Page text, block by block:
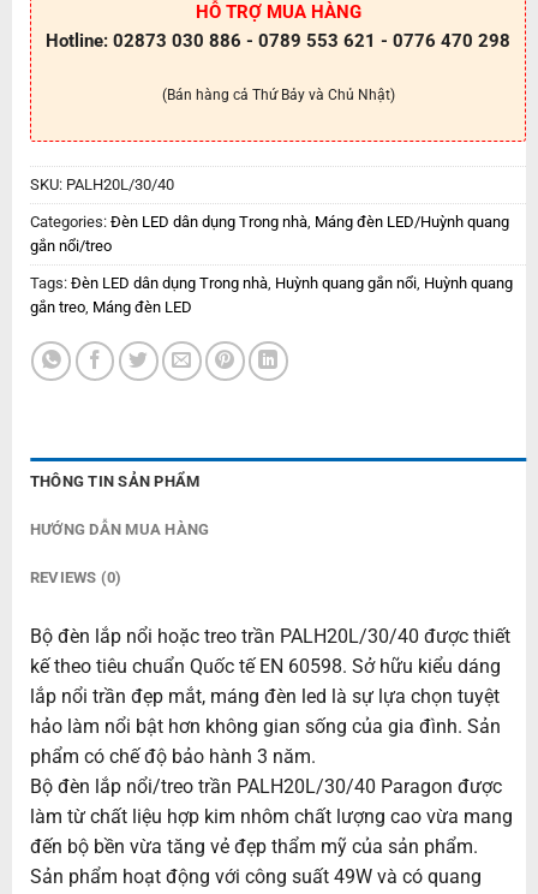
HỖ TRỢ MUA HÀNG
Hotline: 02873 030 886 - 0789 553 621 - 0776 470 298
(Bán hàng cả Thứ Bảy và Chủ Nhật)
SKU: PALH20L/30/40
Categories: Đèn LED dân dụng Trong nhà, Máng đèn LED/Huỳnh quang
gắn nổi/treo
Tags: Đèn LED dân dụng Trong nhà, Huỳnh quang gắn nổi, Huỳnh quang
gắn treo, Máng đèn LED
THÔNG TIN SẢN PHẨM
HƯỚNG DẪN MUA HÀNG
REVIEWS (0)
Bộ đèn lắp nổi hoặc treo trần PALH20L/30/40 được thiết
kế theo tiêu chuẩn Quốc tế EN 60598. Sở hữu kiểu dáng
lắp nổi trần đẹp mắt, máng đèn led là sự lựa chọn tuyệt
hảo làm nổi bật hơn không gian sống của gia đình. Sản
phẩm có chế độ bảo hành 3 năm.
Bộ đèn lắp nổi/treo trần PALH20L/30/40 Paragon được
làm từ chất liệu hợp kim nhôm chất lượng cao vừa mang
đến bộ bền vừa tăng vẻ đẹp thẩm mỹ của sản phẩm.
Sản phẩm hoạt động với công suất 49W và có quang